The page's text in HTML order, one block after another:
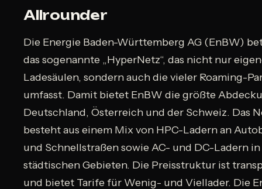
Allrounder
Die Energie Baden-Württemberg AG (EnBW)
das sogenannte „HyperNetz“, das nicht nur
Ladesäulen, sondern auch die vieler Roaming-
umfasst. Damit bietet EnBW die größte
Deutschland, Österreich und der Schweiz. Das
besteht aus einem Mix von HPC-Ladern an
und Schnellstraßen sowie AC- und DC-Ladern in
städtischen Gebieten. Die Preisstruktur ist
und bietet Tarife für Wenig- und Viellader. Die